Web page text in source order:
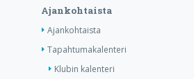
Ajankohtaista
Ajankohtaista
Tapahtumakalenteri
Klubin kalenteri